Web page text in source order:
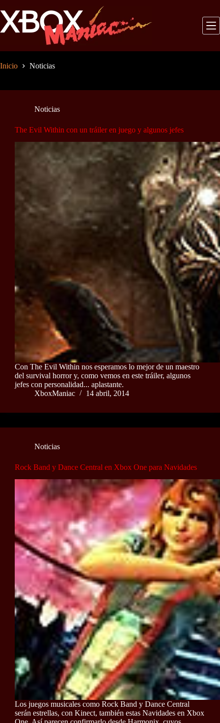
al
contenido
Inicio Noticias
Noticias
The Evil Within con un tráiler en juego y algunos jefes
Con The Evil Within nos esperamos lo mejor de un maestro
del survival horror y, como vemos en este tráiler, algunos
jefes con personalidad... aplastante.
XboxManiac
14 abril, 2014
Noticias
Rock Band y Dance Central en Xbox One para Navidades
Los juegos musicales como Rock Band y Dance Central
serán estrellas, con Kinect, también estas Navidades en Xbox